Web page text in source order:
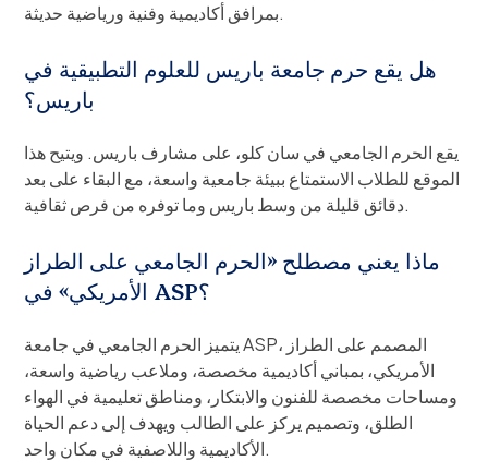
بمرافق أكاديمية وفنية ورياضية حديثة.
هل يقع حرم جامعة باريس للعلوم التطبيقية في
باريس؟
يقع الحرم الجامعي في سان كلو، على مشارف باريس. ويتيح هذا
الموقع للطلاب الاستمتاع ببيئة جامعية واسعة، مع البقاء على بعد
دقائق قليلة من وسط باريس وما توفره من فرص ثقافية.
ماذا يعني مصطلح «الحرم الجامعي على الطراز
الأمريكي» في ASP؟
يتميز الحرم الجامعي في جامعة ASP، المصمم على الطراز
الأمريكي، بمباني أكاديمية مخصصة، وملاعب رياضية واسعة،
ومساحات مخصصة للفنون والابتكار، ومناطق تعليمية في الهواء
الطلق، وتصميم يركز على الطالب ويهدف إلى دعم الحياة
الأكاديمية واللاصفية في مكان واحد.